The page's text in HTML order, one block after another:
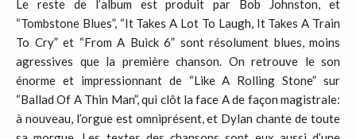
Le reste de l’album est produit par Bob Johnston, et
“Tombstone Blues”, “It Takes A Lot To Laugh, It Takes A Train
To Cry” et “From A Buick 6” sont résolument blues, moins
agressives que la première chanson. On retrouve le son
énorme et impressionnant de “Like A Rolling Stone” sur
“Ballad Of A Thin Man”, qui clôt la face A de façon magistrale:
à nouveau, l’orgue est omniprésent, et Dylan chante de toute